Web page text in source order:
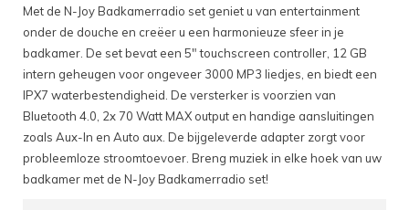
Met de N-Joy Badkamerradio set geniet u van entertainment
onder de douche en creëer u een harmonieuze sfeer in je
badkamer. De set bevat een 5″ touchscreen controller, 12 GB
intern geheugen voor ongeveer 3000 MP3 liedjes, en biedt een
IPX7 waterbestendigheid. De versterker is voorzien van
Bluetooth 4.0, 2x 70 Watt MAX output en handige aansluitingen
zoals Aux-In en Auto aux. De bijgeleverde adapter zorgt voor
probleemloze stroomtoevoer. Breng muziek in elke hoek van uw
badkamer met de N-Joy Badkamerradio set!